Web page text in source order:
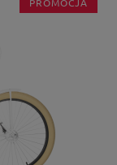
PROMOCJA